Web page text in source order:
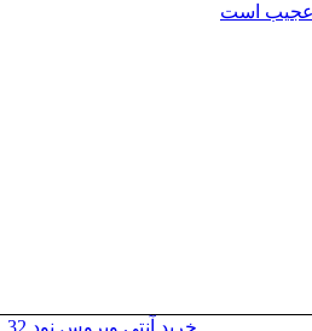
عجیب است
خرید آنتی ویروس نود 32